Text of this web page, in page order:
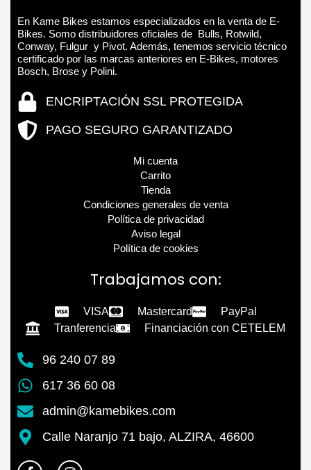
En Kame Bikes estamos especializados en la venta de E-
Bikes. Somo distribuidores oficiales de Bulls, Rotwild,
Conway, Fulgur y Pivot. Además, tenemos servicio técnico
certificado por las marcas anteriores en E-Bikes, motores
Bosch, Brose y Polini.
ENCRIPTACIÓN SSL PROTEGIDA
PAGO SEGURO GARANTIZADO
Mi cuenta
Carrito
Tienda
Condiciones generales de venta
Política de privacidad
Aviso legal
Política de cookies
Trabajamos con:
VISA Mastercard
PayPal
Tranferencia
Financiación con CETELEM
96 240 07 89
617 36 60 08
admin@kamebikes.com
Calle Naranjo 71 bajo, ALZIRA, 46600
F I